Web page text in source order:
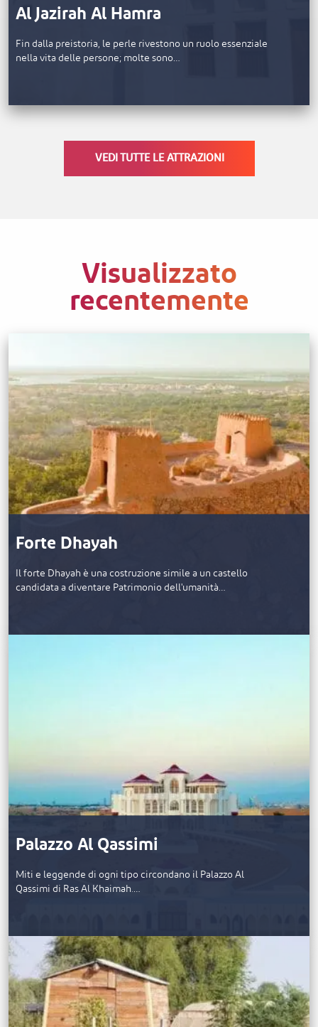
Al Jazirah Al Hamra
Fin dalla preistoria, le perle rivestono un ruolo essenziale
nella vita delle persone; molte sono…
VEDI TUTTE LE ATTRAZIONI
Visualizzato
recentemente
Forte Dhayah
Il forte Dhayah è una costruzione simile a un castello
candidata a diventare Patrimonio dell'umanità…
Palazzo Al Qassimi
Miti e leggende di ogni tipo circondano il Palazzo Al
Qassimi di Ras Al Khaimah.…